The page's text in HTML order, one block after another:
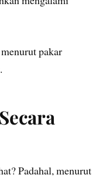
pakar
Padahal, menurut